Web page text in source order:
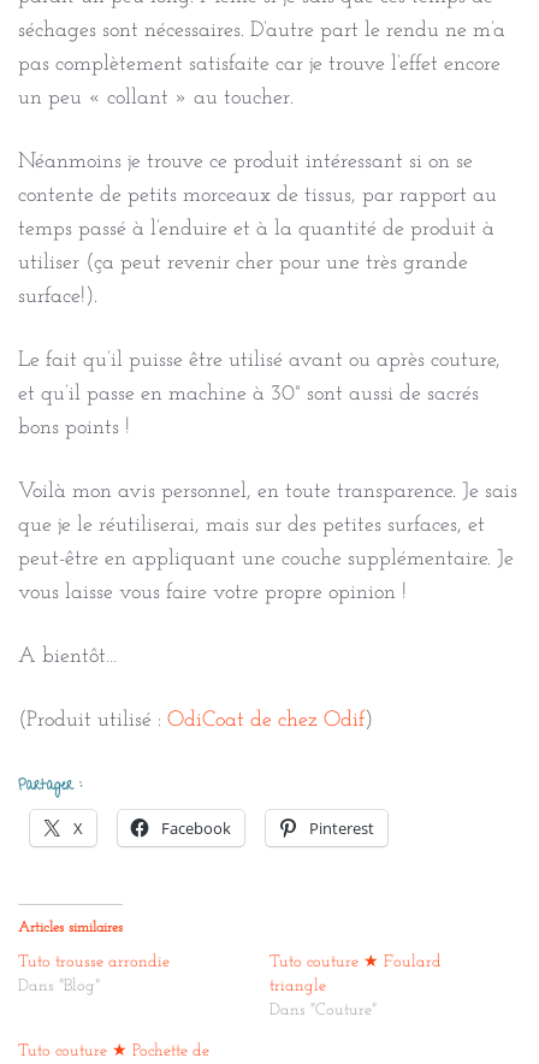
séchages sont nécessaires. D’autre part le rendu ne m’a
pas complètement satisfaite car je trouve l’effet encore
un peu « collant » au toucher.
Néanmoins je trouve ce produit intéressant si on se
contente de petits morceaux de tissus, par rapport au
temps passé à l’enduire et à la quantité de produit à
utiliser (ça peut revenir cher pour une très grande
surface!).
Le fait qu’il puisse être utilisé avant ou après couture,
et qu’il passe en machine à 30° sont aussi de sacrés
bons points !
Voilà mon avis personnel, en toute transparence. Je sais
que je le réutiliserai, mais sur des petites surfaces, et
peut-être en appliquant une couche supplémentaire. Je
vous laisse vous faire votre propre opinion !
A bientôt…
(Produit utilisé : OdiCoat de chez Odif)
Partager :
X Facebook Pinterest
Articles similaires
Tuto trousse arrondie
Dans "Blog"
Tuto couture ★ Foulard
triangle
Dans "Couture"
Tuto couture ★ Pochette de